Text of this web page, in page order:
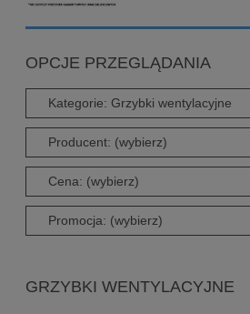
OPCJE PRZEGLĄDANIA
Kategorie: Grzybki wentylacyjne
Producent: (wybierz)
Cena: (wybierz)
Promocja: (wybierz)
GRZYBKI WENTYLACYJNE